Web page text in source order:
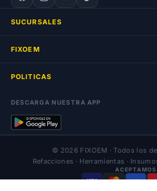
SUCURSALES
FIXOEM
POLITICAS
DESCARGA NUESTRA APP
© 2026 FIXOEM · Todos los
Refacciones · Herramientas ·
ACEPTAMOS
VISA AMEX